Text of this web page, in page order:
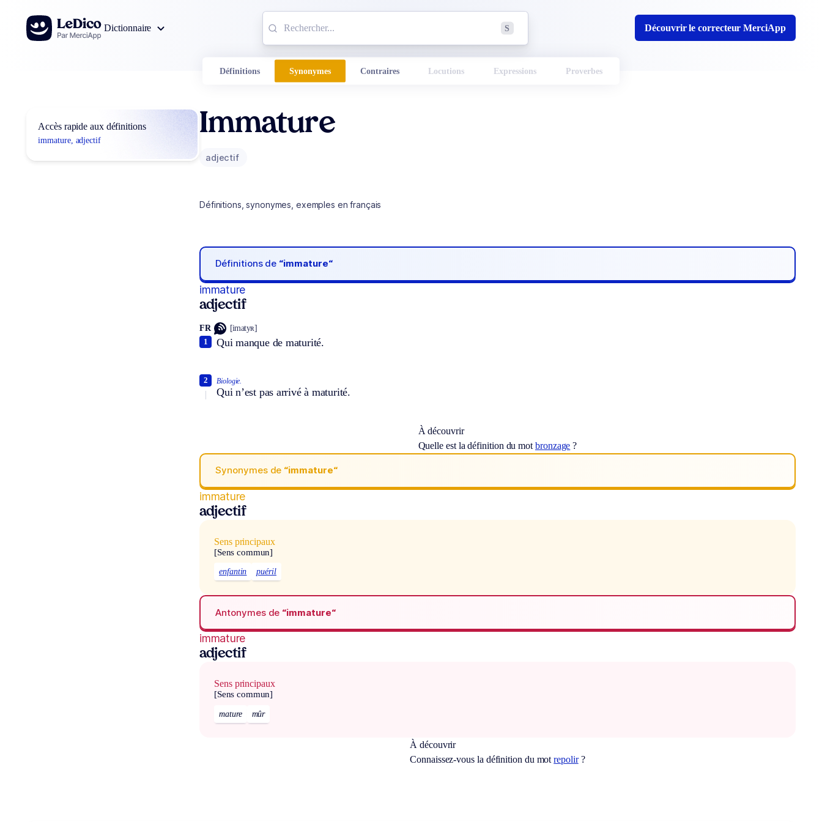
Aller au contenu
Dictionnaire
S Découvrir le correcteur MerciApp
Définitions Synonymes Contraires Locutions Expressions Proverbes
Accès rapide aux définitions
immature, adjectif
Immature
adjectif
Définitions, synonymes, exemples en français
Définitions de “immature“
immature
adjectif
FR [imatyʀ]
Qui manque de maturité.
1
Biologie.
Qui n’est pas arrivé à maturité.
2
À découvrir
Quelle est la définition du mot bronzage ?
Synonymes de “immature“
immature
adjectif
Sens principaux
[Sens commun]
enfantin puéril
Antonymes de “immature“
immature
adjectif
Sens principaux
[Sens commun]
mature mûr
À découvrir
Connaissez-vous la définition du motrepolir?